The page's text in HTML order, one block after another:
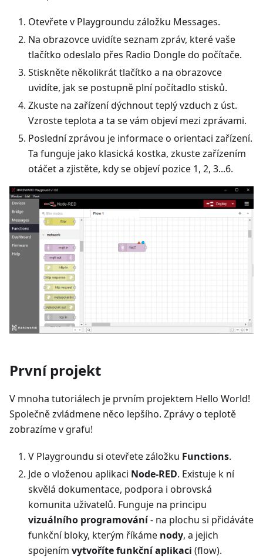
Otevřete v Playgroundu záložku Messages.
Na obrazovce uvidíte seznam zpráv, které vaše
tlačítko odeslalo přes Radio Dongle do počítače.
Stiskněte několikrát tlačítko a na obrazovce
uvidíte, jak se postupně plní počítadlo stisků.
Zkuste na zařízení dýchnout teplý vzduch z úst.
Vzroste teplota a ta se vám objeví mezi zprávami.
Poslední zprávou je informace o orientaci zařízení.
Ta funguje jako klasická kostka, zkuste zařízením
otáčet a zjistěte, kdy se objeví pozice 1, 2, 3...6.
První projekt
V mnoha tutoriálech je prvním projektem Hello World!
Společně zvládmene něco lepšího. Zprávy o teplotě
zobrazíme v grafu!
V Playgroundu si otevřete záložku Functions.
Jde o vloženou aplikaci Node-RED. Existuje k ní
skvělá dokumentace, podpora i obrovská
komunita uživatelů. Funguje na principu
vizuálního programování- na plochu si přidáváte
funkční bloky, kterým říkáme nody, a jejich
spojením vytvoříte funkční aplikaci (flow).